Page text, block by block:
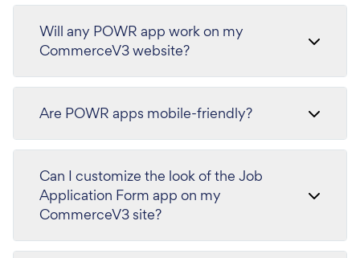
Will any POWR app work on my
CommerceV3 website?
Are POWR apps mobile-friendly?
Can I customize the look of the Job
Application Form app on my
CommerceV3 site?